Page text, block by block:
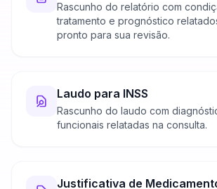
Rascunho do relatório com
tratamento e prognóstico
pronto para sua revisão.
Laudo para INSS
Rascunho do laudo com
funcionais relatadas na consulta.
Justificativa de